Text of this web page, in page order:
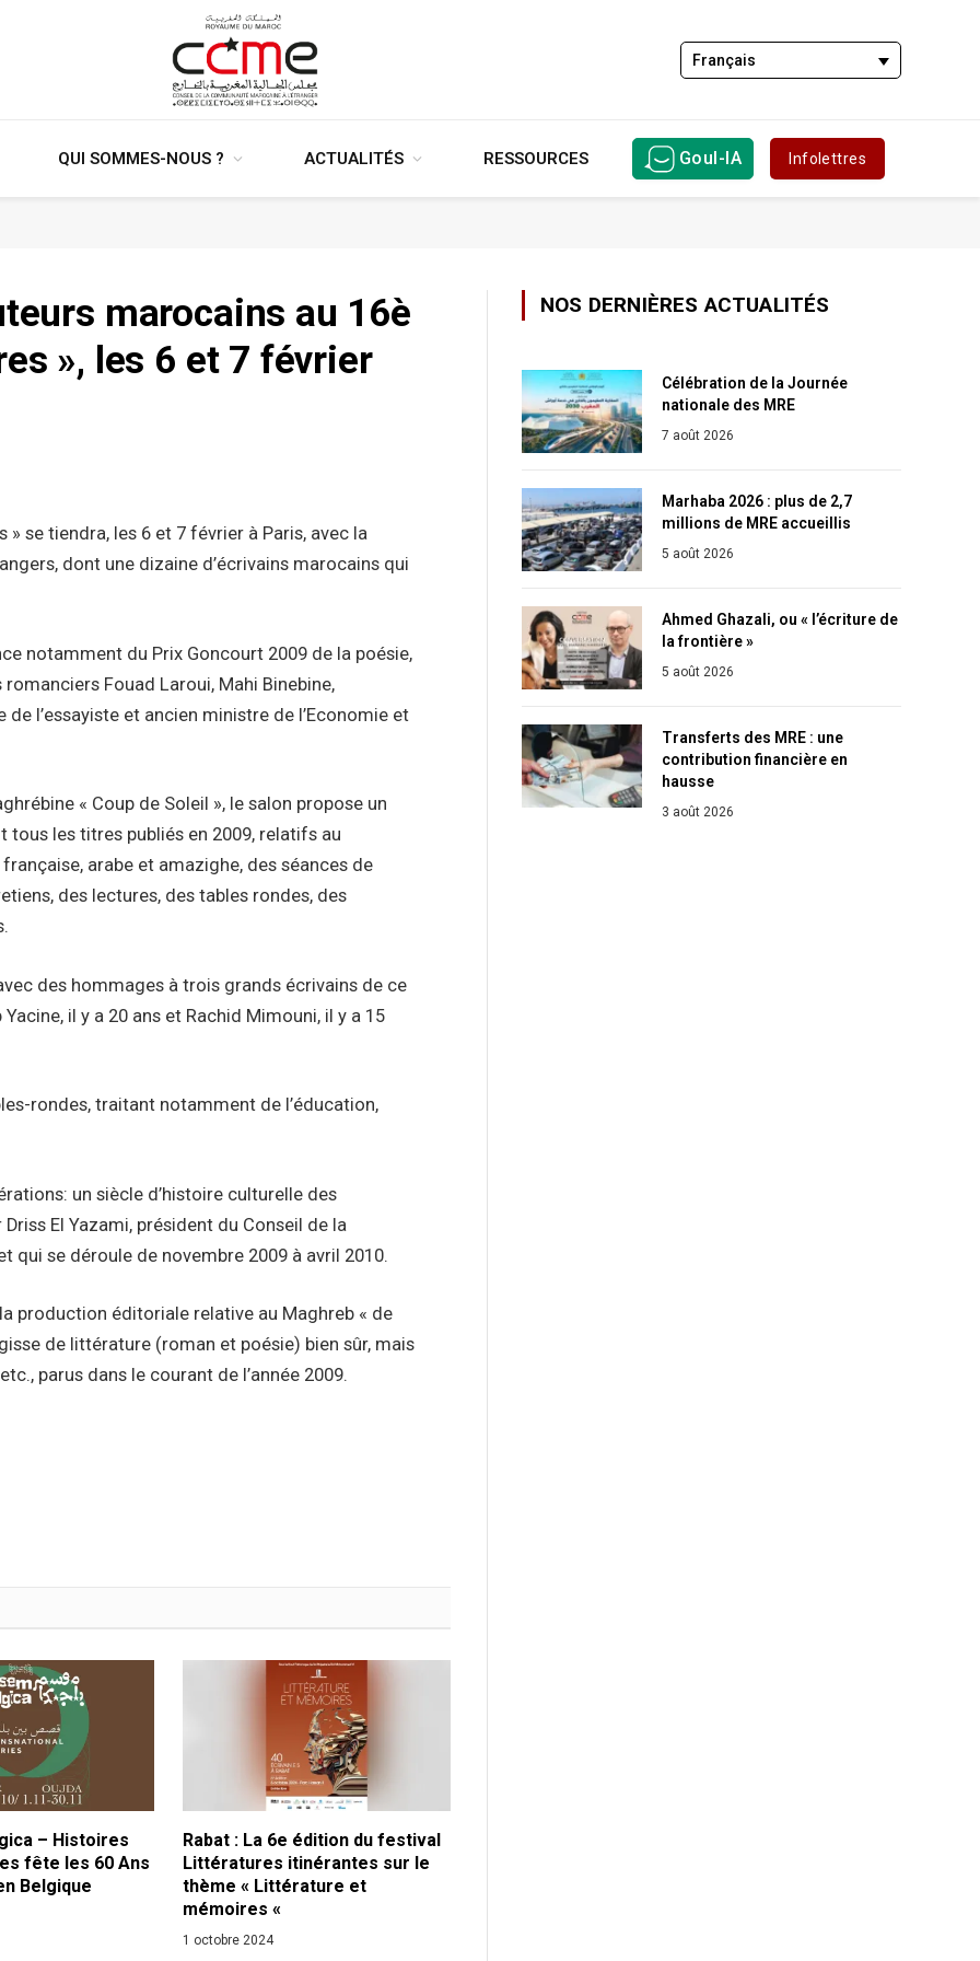
Français
QUI SOMMES-NOUS ? ACTUALITÉS RESSOURCES Goul-IA Infolettres
marocains au 16è
», les 6 et 7 février
se tiendra, les 6 et 7 février à Paris, avec la
dont une dizaine d’écrivains marocains qui
notamment du Prix Goncourt 2009 de la poésie,
Fouad Laroui, Mahi Binebine,
l’essayiste et ancien ministre de l’Economie et
« Coup de Soleil », le salon propose un
les titres publiés en 2009, relatifs au
arabe et amazighe, des séances de
des lectures, des tables rondes, des
des hommages à trois grands écrivains de ce
il y a 20 ans et Rachid Mimouni, il y a 15
rondes, traitant notamment de l’éducation,
un siècle d’histoire culturelle des
El Yazami, président du Conseil de la
qui se déroule de novembre 2009 à avril 2010.
production éditoriale relative au Maghreb « de
de littérature (roman et poésie) bien sûr, mais
parus dans le courant de l’année 2009.
– Histoires
fête les 60 Ans
Belgique
Rabat : La 6e édition du festival
Littératures itinérantes sur le
thème « Littérature et
mémoires «
1 octobre 2024
NOS DERNIÈRES ACTUALITÉS
Célébration de la Journée
nationale des MRE
7 août 2026
Marhaba 2026 : plus de 2,7
millions de MRE accueillis
5 août 2026
Ahmed Ghazali, ou « l’écriture de
la frontière »
5 août 2026
Transferts des MRE : une
contribution financière en
hausse
3 août 2026